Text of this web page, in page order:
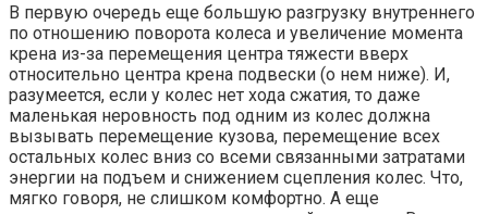
В первую очередь еще большую разгрузку внутреннего
по отношению поворота колеса и увеличение момента
крена из-за перемещения центра тяжести вверх
относительно центра крена подвески (о нем ниже). И,
разумеется, если у колес нет хода сжатия, то даже
маленькая неровность под одним из колес должна
вызывать перемещение кузова, перемещение всех
остальных колес вниз со всеми связанными затратами
энергии на подъем и снижением сцепления колес. Что,
мягко говоря, не слишком комфортно. А еще